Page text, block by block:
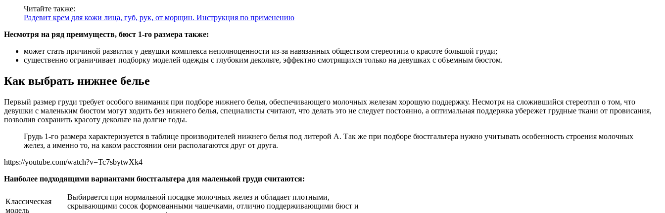
Читайте также:
Радевит крем для кожи лица, губ, рук, от морщин. Инструкция по применению
Несмотря на ряд преимуществ, бюст 1-го размера также:
может стать причиной развития у девушки комплекса неполноценности из-за навязанных обществом стереотипа о красоте большой груди;
существенно ограничивает подборку моделей одежды с глубоким декольте, эффектно смотрящихся только на девушках с объемным бюстом.
Как выбрать нижнее белье
Первый размер груди требует особого внимания при подборе нижнего белья, обеспечивающего молочных железам хорошую поддержку. Несмотря на сложившийся стереотип о том, что
девушки с маленьким бюстом могут ходить без нижнего белья, специалисты считают, что делать это не следует постоянно, а оптимальная поддержка убережет грудные ткани от провисания,
позволив сохранить красоту декольте на долгие годы.
Грудь 1-го размера характеризуется в таблице производителей нижнего белья под литерой А. Так же при подборе бюстгальтера нужно учитывать особенность строения молочных
желез, а именно то, на каком расстоянии они располагаются друг от друга.
https://youtube.com/watch?v=Tc7sbytwXk4
Наиболее подходящими вариантами бюстгальтера для маленькой груди считаются:
Классическая
модель
Выбирается при нормальной посадке молочных желез и обладает плотными,
скрывающими сосок формованными чашечками, отлично поддерживающими бюст и